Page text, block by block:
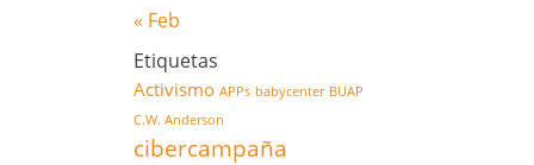
« Feb
Etiquetas
Activismo APPs babycenter BUAP
C.W. Anderson
cibercampaña